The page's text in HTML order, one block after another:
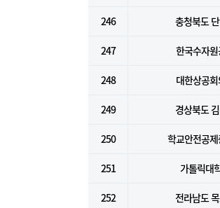
246 충청북도
247 한국수자
248 대한상공
249 경상북도
250 학교안전공
251 가톨릭대
252 전라남도